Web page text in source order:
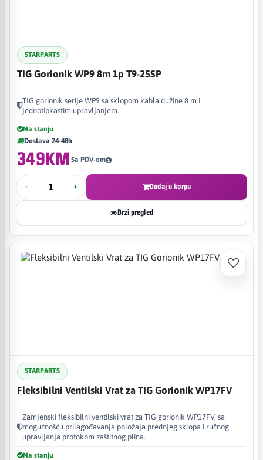
STARPARTS
TIG Gorionik WP9 8m 1p T9-25SP
TIG gorionik serije WP9 sa sklopom kabla dužine 8 m i
jednotipkastim upravljanjem.
Na stanju
Dostava 24-48h
349KM Sa PDV-om
- + Dodaj u korpu
Brzi pregled
STARPARTS
Fleksibilni Ventilski Vrat za TIG Gorionik WP17FV
Zamjenski fleksibilni ventilski vrat za TIG gorionik WP17FV, sa
mogućnošću prilagođavanja položaja prednjeg sklopa i ručnog
upravljanja protokom zaštitnog plina.
Na stanju